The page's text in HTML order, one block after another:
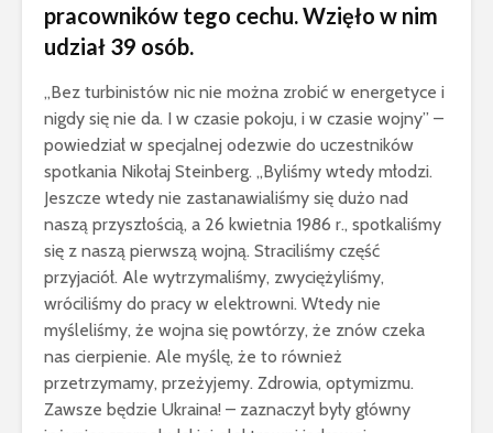
pracowników tego cechu. Wzięło w nim
udział 39 osób.
„Bez turbinistów nic nie można zrobić w energetyce i
nigdy się nie da. I w czasie pokoju, i w czasie wojny” –
powiedział w specjalnej odezwie do uczestników
spotkania Nikołaj Steinberg. „Byliśmy wtedy młodzi.
Jeszcze wtedy nie zastanawialiśmy się dużo nad
naszą przyszłością, a 26 kwietnia 1986 r., spotkaliśmy
się z naszą pierwszą wojną. Straciliśmy część
przyjaciół. Ale wytrzymaliśmy, zwyciężyliśmy,
wróciliśmy do pracy w elektrowni. Wtedy nie
myśleliśmy, że wojna się powtórzy, że znów czeka
nas cierpienie. Ale myślę, że to również
przetrzymamy, przeżyjemy. Zdrowia, optymizmu.
Zawsze będzie Ukraina! – zaznaczył były główny